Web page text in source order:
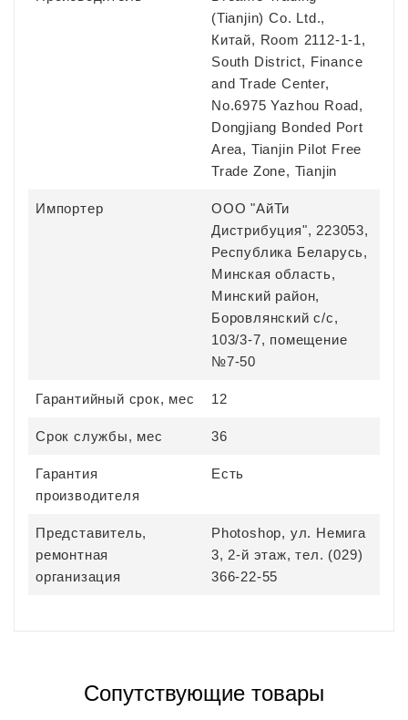
(Tianjin) Co. Ltd.,
Китай, Room 2112-1-1,
South District, Finance
and Trade Center,
No.6975 Yazhou Road,
Dongjiang Bonded Port
Area, Tianjin Pilot Free
Trade Zone, Tianjin
Импортер
ООО "АйТи
Дистрибуция", 223053,
Республика Беларусь,
Минская область,
Минский район,
Боровлянский с/с,
103/3-7, помещение
№7-50
Гарантийный срок, мес 12
Срок службы, мес 36
Гарантия
производителя
Есть
Представитель,
ремонтная
организация
Photoshop, ул. Немига
3, 2-й этаж, тел. (029)
366-22-55
Сопутствующие товары